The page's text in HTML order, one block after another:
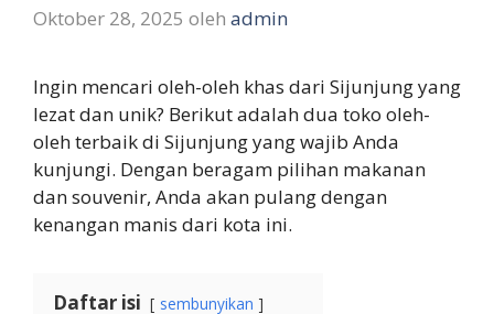
Oktober 28, 2025 oleh admin
Ingin mencari oleh-oleh khas dari Sijunjung yang
lezat dan unik? Berikut adalah dua toko oleh-
oleh terbaik di Sijunjung yang wajib Anda
kunjungi. Dengan beragam pilihan makanan
dan souvenir, Anda akan pulang dengan
kenangan manis dari kota ini.
Daftar isi sembunyikan